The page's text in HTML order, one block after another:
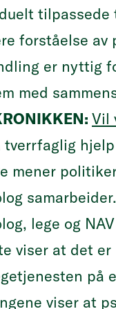
tilpassede
forståelse
er nyttig
med
Vil
tverrfaglig
mener
lege og
viser at det
på
viser at